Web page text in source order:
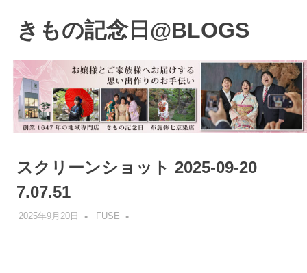
きもの記念日@BLOGS
物
初
心
者
で
し
読
ん
スクリーンショット 2025-09-20
7.07.51
2025年9月20日 FUSE